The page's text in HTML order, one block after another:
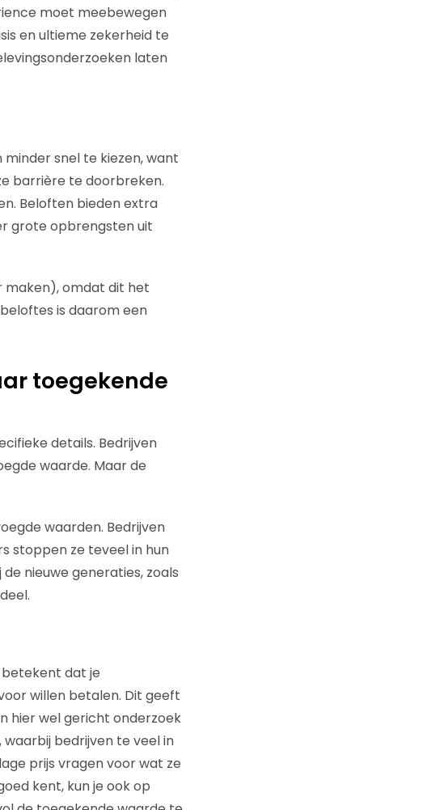
moet meebewegen
en ultieme zekerheid te
laten
minder snel te kiezen, want
barrière te doorbreken.
Beloften bieden extra
grote opbrengsten uit
maken), omdat dit het
is daarom een
toegekende
details. Bedrijven
waarde. Maar de
waarden. Bedrijven
stoppen ze teveel in hun
nieuwe generaties, zoals
dat je
willen betalen. Dit geeft
hier wel gericht onderzoek
bedrijven te veel in
prijs vragen voor wat ze
kent, kun je ook op